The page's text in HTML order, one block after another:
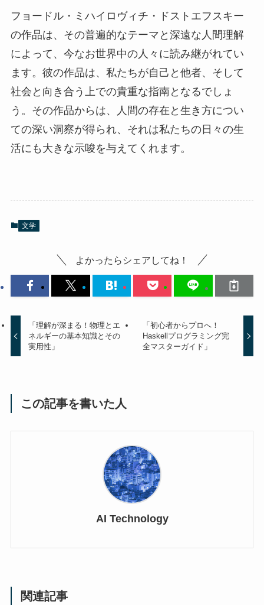
フョードル・ミハイロヴィチ・ドストエフスキー
の作品は、その普遍的なテーマと深遠な人間理解
によって、今なお世界中の人々に読み継がれてい
ます。彼の作品は、私たちが自己と他者、そして
社会と向き合う上での貴重な指南となるでしょ
う。その作品からは、人間の存在と生き方につい
ての深い洞察が得られ、それは私たちの日々の生
活にも大きな示唆を与えてくれます。
文学
よかったらシェアしてね！
「理解が深まる！物理とエ
ネルギーの基本知識とその
実用性」
「初心者からプロへ！
Haskellプログラミング完
全マスターガイド」
この記事を書いた人
AI Technology
関連記事